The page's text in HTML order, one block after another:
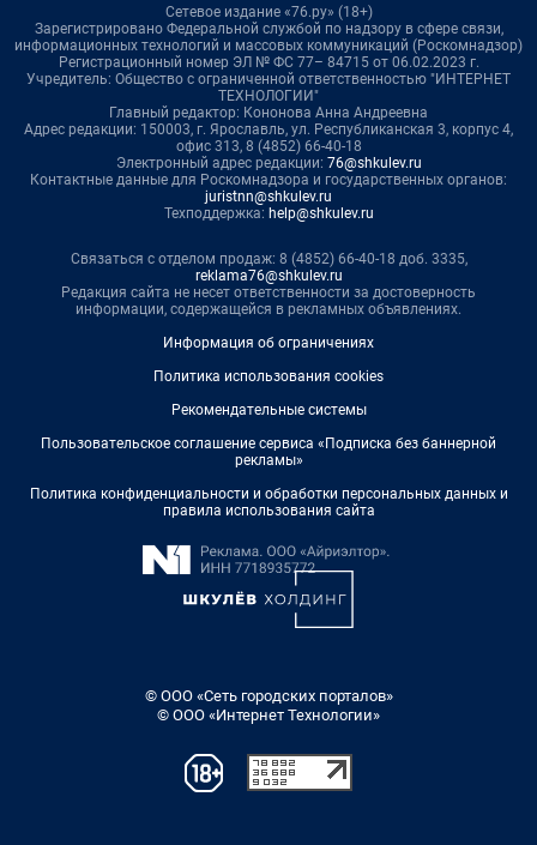
Сетевое издание «76.ру» (18+)
Зарегистрировано Федеральной службой по надзору в сфере связи,
информационных технологий и массовых коммуникаций (Роскомнадзор)
Регистрационный номер ЭЛ № ФС 77– 84715 от 06.02.2023 г.
Учредитель: Общество с ограниченной ответственностью "ИНТЕРНЕТ
ТЕХНОЛОГИИ"
Главный редактор: Кононова Анна Андреевна
Адрес редакции: 150003, г. Ярославль, ул. Республиканская 3, корпус 4,
офис 313, 8 (4852) 66-40-18
Электронный адрес редакции: 76@shkulev.ru
Контактные данные для Роскомнадзора и государственных органов:
juristnn@shkulev.ru
Техподдержка: help@shkulev.ru
Связаться с отделом продаж: 8 (4852) 66-40-18 доб. 3335,
reklama76@shkulev.ru
Редакция сайта не несет ответственности за достоверность
информации, содержащейся в рекламных объявлениях.
Информация об ограничениях
Политика использования cookies
Рекомендательные системы
Пользовательское соглашение сервиса «Подписка без баннерной
рекламы»
Политика конфиденциальности и обработки персональных данных и
правила использования сайта
© ООО «Сеть городских порталов»
© ООО «Интернет Технологии»